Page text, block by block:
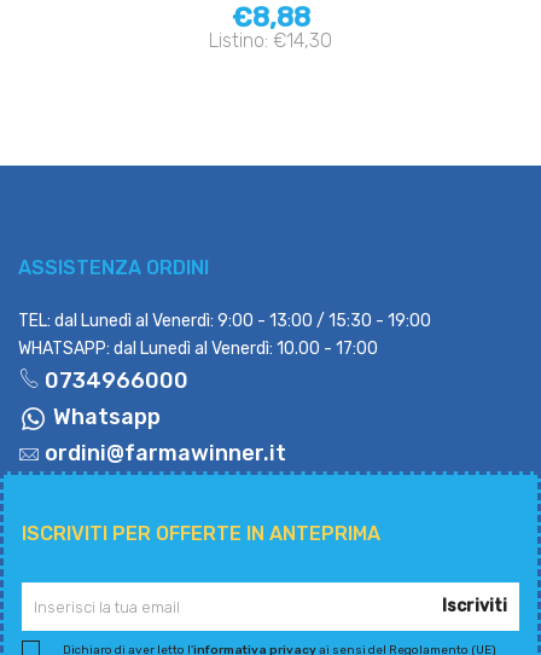
€8,88
Listino: €14,30
ASSISTENZA ORDINI
TEL: dal Lunedì al Venerdì: 9:00 - 13:00 / 15:30 - 19:00
WHATSAPP: dal Lunedì al Venerdì: 10.00 - 17:00
0734966000
Whatsapp
ordini@farmawinner.it
ISCRIVITI PER OFFERTE IN ANTEPRIMA
Iscriviti
Dichiaro di aver letto l'informativa privacyai sensi del Regolamento (UE)